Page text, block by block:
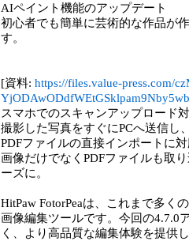
AIペイント機能のアップデート
初心者でも簡単に芸術的な作品が
す。
[資料: https://files.value-press.com/
スマホでのスキャンアップロード
撮影した写真をすぐにPCへ送信し
PDFファイルの直接インポートに
画像だけでなくPDFファイルも取
ーズに。
HitPaw FotorPeaは、これまで多く
画像編集ツールです。今回の4.7.0
く、より高品質な編集体験を提供